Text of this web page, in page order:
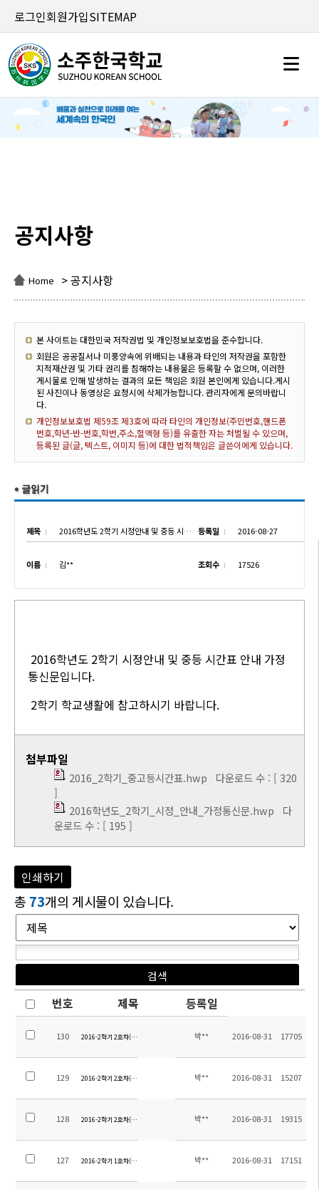
로그인회원가입SITEMAP
공지사항
Home > 공지사항
본 사이트는 대한민국 저작권법 및 개인정보보호법을 준수합니다.
회원은 공공질서나 미풍양속에 위배되는 내용과 타인의 저작권을 포함한
지적재산권 및 기타 권리를 침해하는 내용물은 등록할 수 없으며, 이러한
게시물로 인해 발생하는 결과의 모든 책임은 회원 본인에게 있습니다.게시
된 사진이나 동영상은 요청시에 삭제가능합니다. 관리자에게 문의바랍니
다.
개인정보보호법 제59조 제3호에 따라 타인의 개인정보(주민번호,핸드폰
번호,학년-반-번호,학번,주소,혈액형 등)를 유출한 자는 처벌될 수 있으며,
등록된 글(글, 텍스트, 이미지 등)에 대한 법적책임은 글쓴이에게 있습니다.
제목 2016학년도 2학기 시정안내 및 중등 시간표 안내 가정통신문 등록일 2016-08-27
이름 김** 조회수 17526
2016학년도 2학기 시정안내 및 중등 시간표 안내 가정
통신문입니다.
2학기 학교생활에 참고하시기 바랍니다.
첨부파일
2016_2학기_중고등시간표.hwp 다운로드 수 : [ 320
]
2016학년도_2학기_시정_안내_가정통신문.hwp 다
운로드 수 : [ 195 ]
인쇄하기
총 73개의 게시물이 있습니다.
번호 제목 등록일
130 2016-2학기 2호차(후시지역) 탑승장소 안내-2박** 2016-08-31 17705
129 2016-2학기 2호차(후시지역) 탑승장소 안내-1박** 2016-08-31 15207
128 2016-2학기 2호차(후판,천역) 탑승장소 안내 박** 2016-08-31 19315
127 2016-2학기 1호차(후동지역) 탑승장소 안내-5박** 2016-08-31 17151